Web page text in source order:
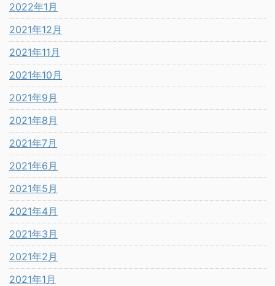
2022年1月
2021年12月
2021年11月
2021年10月
2021年9月
2021年8月
2021年7月
2021年6月
2021年5月
2021年4月
2021年3月
2021年2月
2021年1月